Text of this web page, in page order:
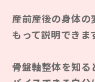
産前産後の身体の
もって説明できま
骨盤軸整体を知る